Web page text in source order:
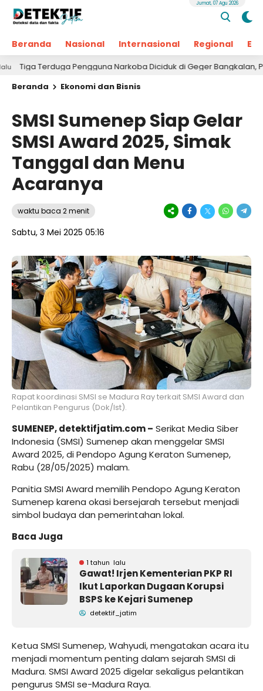
Beranda Nasional Internasional Regional
Jumat, 07 Agu 2026
Pengguna Narkoba Diciduk di Geger Bangkalan, Polisi Masih
Beranda
Ekonomi dan Bisnis
SMSI Sumenep Siap Gelar
SMSI Award 2025, Simak
Tanggal dan Menu
Acaranya
waktu baca 2 menit
Sabtu, 3 Mei 2025 05:16
Rapat koordinasi SMSI se Madura Ray terkait SMSI Award dan
Pelantikan Pengurus (Dok/Ist).
SUMENEP,detektifjatim.com– Serikat Media Siber
Indonesia (SMSI) Sumenep akan menggelar SMSI
Award 2025, di Pendopo Agung Keraton Sumenep,
Rabu (28/05/2025) malam.
Panitia SMSI Award memilih Pendopo Agung Keraton
Sumenep karena okasi bersejarah tersebut menjadi
simbol budaya dan pemerintahan lokal.
Baca Juga
1 tahun lalu
Gawat! Irjen Kementerian PKP RI
Ikut Laporkan Dugaan Korupsi
BSPS ke Kejari Sumenep
detektif_jatim
Ketua SMSI Sumenep, Wahyudi, mengatakan acara itu
menjadi momentum penting dalam sejarah SMSI di
Madura. SMSI Award 2025 digelar sekaligus pelantikan
pengurus SMSI se-Madura Raya.